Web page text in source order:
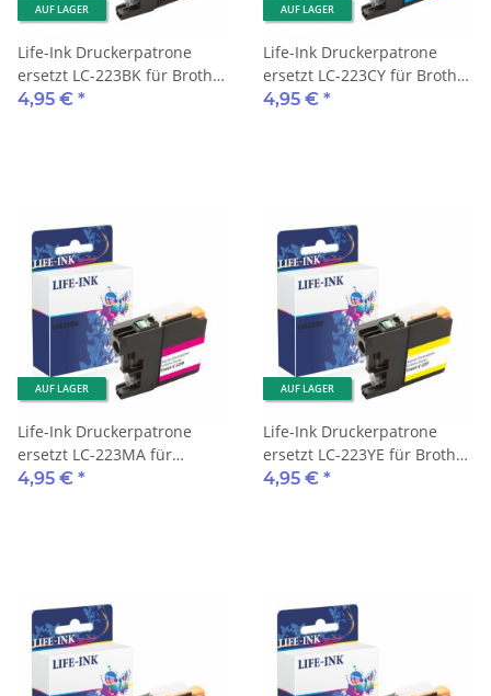
AUF LAGER
Life-Ink Druckerpatrone
ersetzt LC-223BK für Brother
Drucker black
4,95 € *
AUF LAGER
Life-Ink Druckerpatrone
ersetzt LC-223CY für Brother
Drucker cyan
4,95 € *
AUF LAGER
Life-Ink Druckerpatrone
ersetzt LC-223MA für
Brother Drucker magenta
4,95 € *
AUF LAGER
Life-Ink Druckerpatrone
ersetzt LC-223YE für Brother
Drucker gelb
4,95 € *